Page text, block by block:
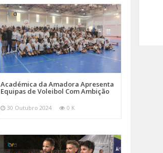
Académica da Amadora Apresenta
Equipas de Voleibol Com Ambição
30 Outubro 2024 0 K